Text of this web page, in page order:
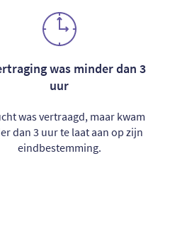
was minder dan 3
uur
was vertraagd, maar kwam
dan 3 uur te laat aan op zijn
eindbestemming.